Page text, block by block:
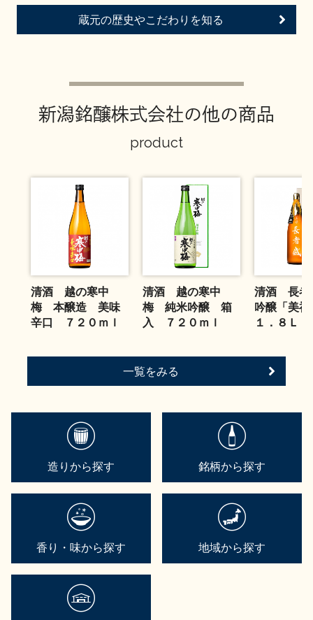
蔵元の歴史やこだわりを知る
新潟銘醸株式会社の他の商品
product
清酒 越の寒中
梅 本醸造 美味
辛口 ７２０ｍｌ
清酒 越の寒中
梅 純米吟醸 箱
入 ７２０ｍｌ
清酒 長
吟醸「美
１．８Ｌ
一覧をみる
造りから探す 銘柄から探す
香り・味から探す 地域から探す